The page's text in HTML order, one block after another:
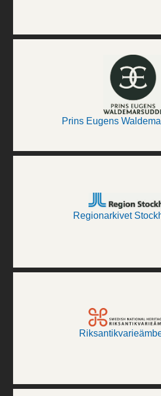
Prins Eugens
Regionarkivet